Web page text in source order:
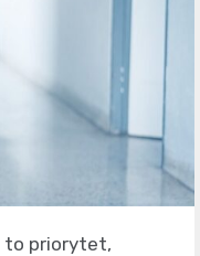
to priorytet,